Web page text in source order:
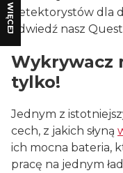
WIĘCEJdetektorystów dla
odwiedź nasz
Wykrywacz
tylko!
Jednym z
cech, z jakich słyną
ich mocna bateria,
pracę na jednym